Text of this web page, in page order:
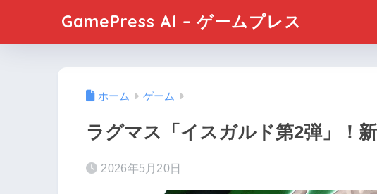
GamePress AI – ゲームプレス
ホーム ゲーム
ラグマス「イスガルド第2弾」！
2026年5月20日